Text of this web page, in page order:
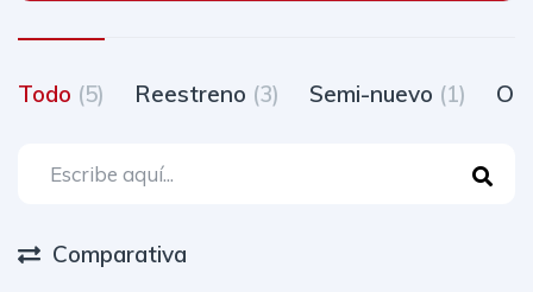
Todo (5) Reestreno (3) Semi-nuevo (1)
Comparativa